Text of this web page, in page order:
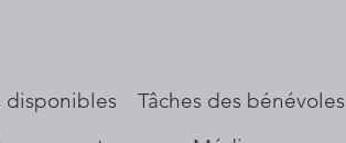
disponibles
Tâches des bénévoles